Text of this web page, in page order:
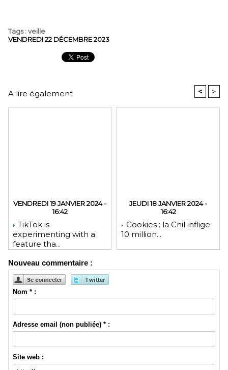
Tags:veille
VENDREDI 22 DÉCEMBRE 2023
A lire également < >
VENDREDI 19 JANVIER 2024 -
16:42
TikTok is
experimenting with a
feature tha...
JEUDI 18 JANVIER 2024 -
16:42
Cookies : la Cnil inflige
10 million...
Nouveau commentaire :
Nom * :
Adresse email (non publiée) * :
Site web :